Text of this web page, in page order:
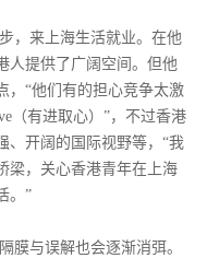
，来上海生活就业。在他
人提供了广阔空间。但他
，“他们有的担心竞争太激
（有进取心）”，不过香港
、开阔的国际视野等，“我
梁，关心香港青年在上海
。”
膜与误解也会逐渐消弭。